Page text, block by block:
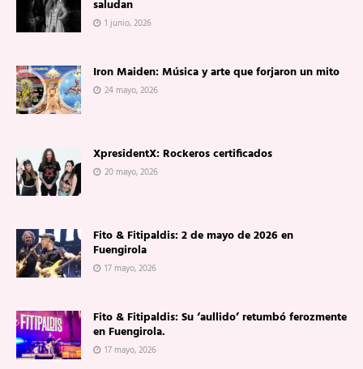
saludan
1 junio, 2026
Iron Maiden: Música y arte que forjaron un mito
24 mayo, 2026
XpresidentX: Rockeros certificados
20 mayo, 2026
Fito & Fitipaldis: 2 de mayo de 2026 en
Fuengirola
17 mayo, 2026
Fito & Fitipaldis: Su ‘aullido’ retumbó ferozmente
en Fuengirola.
17 mayo, 2026